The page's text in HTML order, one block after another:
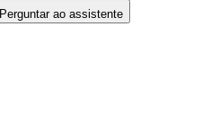
Perguntar ao assistente